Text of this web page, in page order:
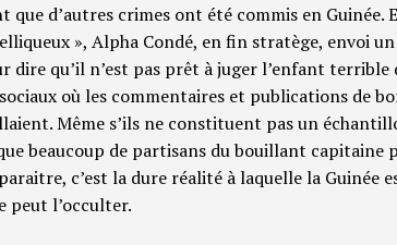
d’autres crimes ont été commis en Guinée.
», Alpha Condé, en fin stratège, envoi
qu’il n’est pas prêt à juger l’enfant terrible
où les commentaires et publications de
Même s’ils ne constituent pas un
beaucoup de partisans du bouillant capitaine
c’est la dure réalité à laquelle la Guinée
peut l’occulter.